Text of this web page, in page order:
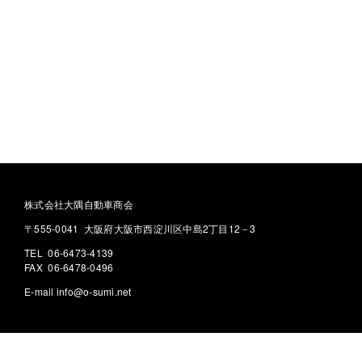
株式会社大隅自動車商会
〒555-0041 大阪府大阪市西淀川区中島2丁目12－3
TEL 06-6473-4139
FAX 06-6478-0496
E-mail info@o-sumi.net